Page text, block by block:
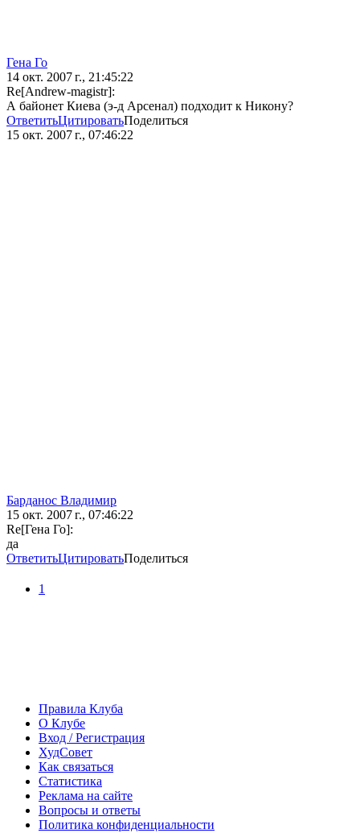
Гена Го
14 окт. 2007 г., 21:45:22
Re[Andrew-magistr]:
А байонет Киева (э-д Арсенал) подходит к Никону?
ОтветитьЦитироватьПоделиться
15 окт. 2007 г., 07:46:22
Барданос Владимир
15 окт. 2007 г., 07:46:22
Re[Гена Го]:
да
ОтветитьЦитироватьПоделиться
1
Правила Клуба
О Клубе
Вход / Регистрация
ХудСовет
Как связаться
Статистика
Реклама на сайте
Вопросы и ответы
Политика конфиденциальности